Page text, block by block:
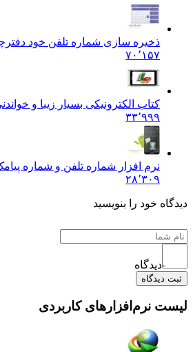
ذخیره سازی شماره تلفن خود
۷۰٬۱۵۷
کتاب الکترونیکی بسیار زیبا و
۳۳٬۹۹۹
نرم افزار شماره تلفن و شماره
۲۸٬۳۰۹
دیدگاه خود را بنویسید
دیدگاه
ثبت دیدگاه
لیست نرم‌افزارهای کاربردی